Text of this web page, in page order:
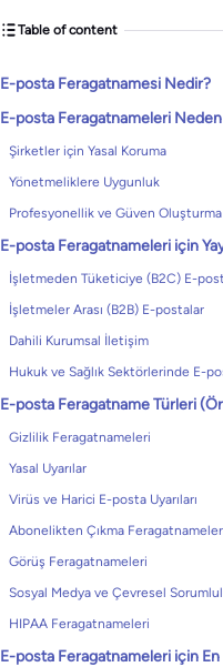
Table of content
E-posta Feragatnamesi Nedir?
E-posta Feragatnameleri
Şirketler için Yasal Koruma
Yönetmeliklere Uygunluk
Profesyonellik ve Güven Oluşturma
E-posta Feragatnameleri için
İşletmeden Tüketiciye (B2C) E-
İşletmeler Arası (B2B) E-postalar
Dahili Kurumsal İletişim
Hukuk ve Sağlık Sektörlerinde E-
E-posta Feragatname Türleri
Gizlilik Feragatnameleri
Yasal Uyarılar
Virüs ve Harici E-posta Uyarıları
Abonelikten Çıkma
Görüş Feragatnameleri
Sosyal Medya ve Çevresel
HIPAA Feragatnameleri
E-posta Feragatnameleri için